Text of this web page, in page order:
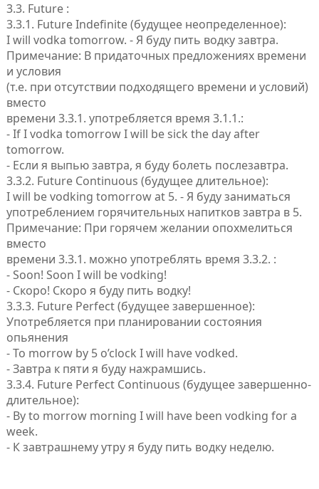
3.3. Future :
3.3.1. Future Indefinite (будущее неопределенное):
I will vodka tomorrow. - Я буду пить водку завтра.
Примечание: В придаточных предложениях времени
и условия
(т.е. при отсутствии подходящего времени и условий)
вместо
времени 3.3.1. употребляется время 3.1.1.:
- If I vodka tomorrow I will be sick the day after
tomorrow.
- Если я выпью завтра, я буду болеть послезавтра.
3.3.2. Future Continuous (будущее длительное):
I will be vodking tomorrow at 5. - Я буду заниматься
употреблением горячительных напитков завтра в 5.
Примечание: При горячем желании опохмелиться
вместо
времени 3.3.1. можно употреблять время 3.3.2. :
- Soon! Soon I will be vodking!
- Скоро! Скоро я буду пить водку!
3.3.3. Future Perfect (будущее завершенное):
Употребляется при планировании состояния
опьянения
- To morrow by 5 o’clock I will have vodked.
- Завтра к пяти я буду нажрамшись.
3.3.4. Future Perfect Continuous (будущее завершенно-
длительное):
- By to morrow morning I will have been vodking for a
week.
- К завтрашнему утру я буду пить водку неделю.